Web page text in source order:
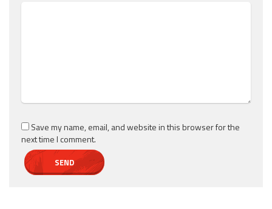
Save my name, email, and website in this browser for the
next time I comment.